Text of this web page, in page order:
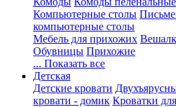
Компьютерные столы
компьютерные столы
Мебель для прихожих
Обувницы Прихожие
... Показать все
Детская
Детские кровати
кровати - домик Кроватки